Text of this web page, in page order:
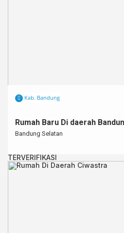
Kab. Bandung
Rumah Baru Di daerah
Bandung Selatan
TERVERIFIKASI